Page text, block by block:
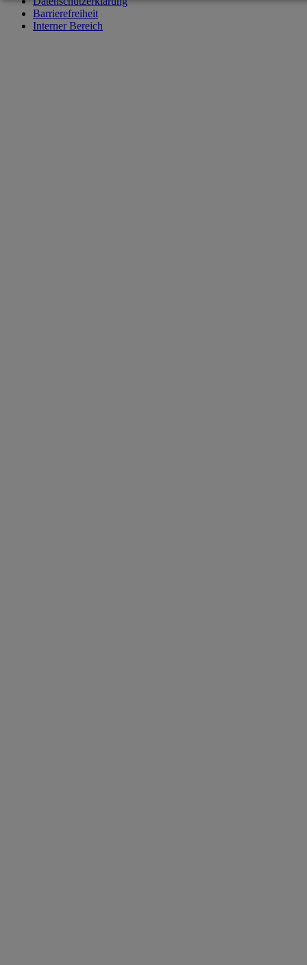
Barrierefreiheit
Interner Bereich